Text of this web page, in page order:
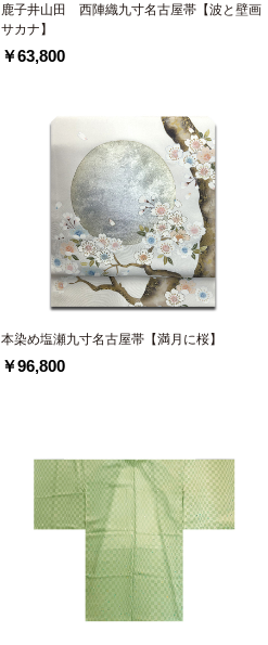
鹿子井山田 西陣織九寸名古屋帯【波と壁画
サカナ】
￥63,800
本染め塩瀬九寸名古屋帯【満月に桜】
￥96,800